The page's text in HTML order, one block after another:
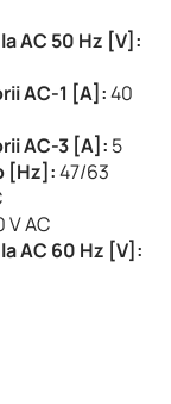
AC 50 Hz [V]:
AC-1 [A]:40
AC-3 [A]: 5
[Hz]:47/63
V AC
AC 60 Hz [V]: